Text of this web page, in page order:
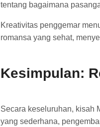
tentang bagaimana
Kreativitas penggemar
romansa yang sehat,
Kesimpulan:
Secara keseluruhan, kisah
yang sederhana,